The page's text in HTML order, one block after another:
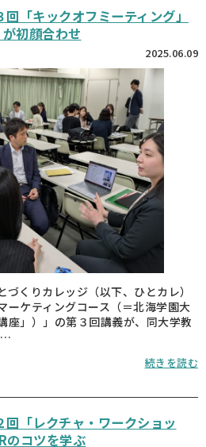
「キックオフミーティング」
初顔合わせ
2025.06.09
くりカレッジ（以下、ひとカレ）
ーケティングコース（＝北海学園大
座」）」の第３回講義が、同大学教
…
続きを読む
回「レクチャ・ワークショッ
のコツを学ぶ